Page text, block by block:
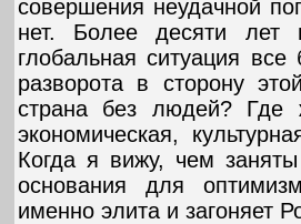
совершения неудачной
нет. Более десяти лет
глобальная ситуация все
разворота в сторону
страна без людей? Где
экономическая,
Когда я вижу, чем
основания для
именно элита и загоняет